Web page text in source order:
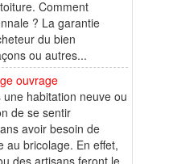
Comment
? La garantie
du bien
ou autres...
ouvrage
habitation neuve ou
de se sentir
avoir besoin de
au bricolage. En effet,
des artisans feront le